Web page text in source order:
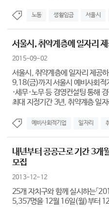
노동 생활임금 서울시
서울시, 취약계층에 일자리
2015-09-02
서울시, 취약계층에 일자리 제공
9.18(금)까지 서울시 예비사회
·세무·노무 등 경영컨설팅 통해
최대 지정기간 3년, 취약계층 일
예비사회적기업 일자리
내년부터 공공근로 기간 3
모집
2013-12-12
25개 자치구와 함께 실시하는「
5,357명을 12월 16일(월)부터